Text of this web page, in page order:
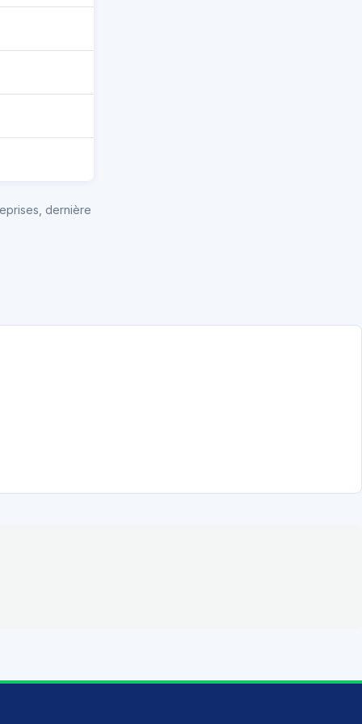
dernière